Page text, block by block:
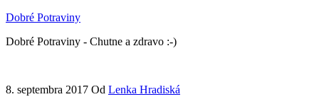
Dobré Potraviny
Dobré Potraviny - Chutne a zdravo :-)
8. septembra 2017 Od Lenka Hradiská